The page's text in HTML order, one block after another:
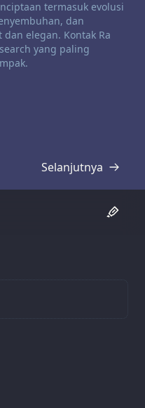
termasuk evolusi
dan
elegan. Kontak Ra
yang paling
Selanjutnya
Transkrip